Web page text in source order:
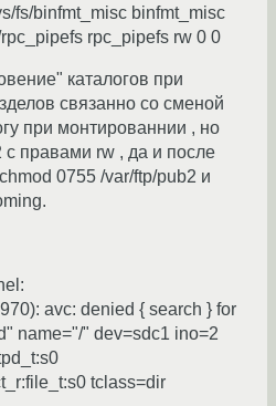
fs/binfmt_misc binfmt_misc
rpc_pipefs rw 0 0
каталогов при
связанно со сменой
при монтированнии , но
с правами rw , да и после
0755 /var/ftp/pub2 и
avc: denied { search } for
name="/" dev=sdc1 ino=2
tclass=dir